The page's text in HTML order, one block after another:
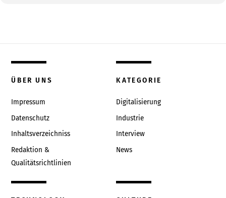
ÜBER UNS
Impressum
Datenschutz
Inhaltsverzeichniss
Redaktion &
Qualitätsrichtlinien
KATEGORIE
Digitalisierung
Industrie
Interview
News